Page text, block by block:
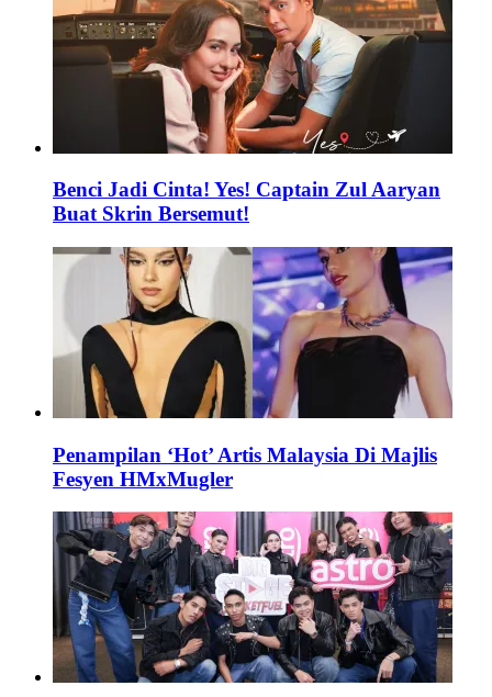
Benci Jadi Cinta! Yes! Captain Zul Aaryan
Buat Skrin Bersemut!
Penampilan ‘Hot’ Artis Malaysia Di Majlis
Fesyen HMxMugler